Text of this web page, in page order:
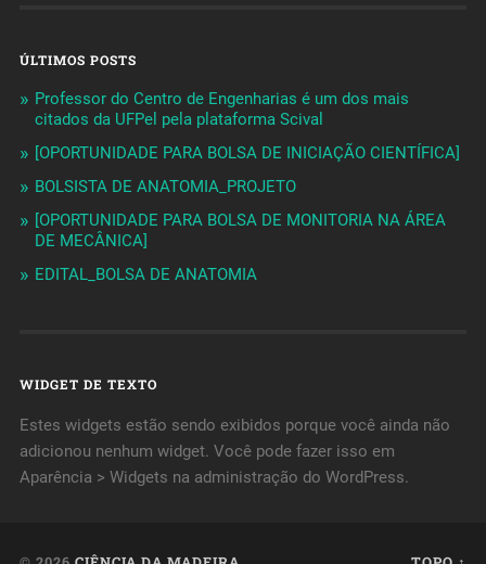
ÚLTIMOS POSTS
Professor do Centro de Engenharias é um dos mais
citados da UFPel pela plataforma Scival
[OPORTUNIDADE PARA BOLSA DE INICIAÇÃO CIENTÍFICA]
BOLSISTA DE ANATOMIA_PROJETO
[OPORTUNIDADE PARA BOLSA DE MONITORIA NA ÁREA
DE MECÂNICA]
EDITAL_BOLSA DE ANATOMIA
WIDGET DE TEXTO
Estes widgets estão sendo exibidos porque você ainda não
adicionou nenhum widget. Você pode fazer isso em
Aparência > Widgets na administração do WordPress.